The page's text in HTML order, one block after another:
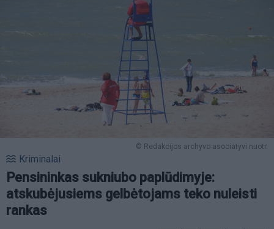
© Redakcijos archyvo asociatyvi nuotr.
Kriminalai
Pensininkas sukniubo paplūdimyje:
atskubėjusiems gelbėtojams teko nuleisti
rankas